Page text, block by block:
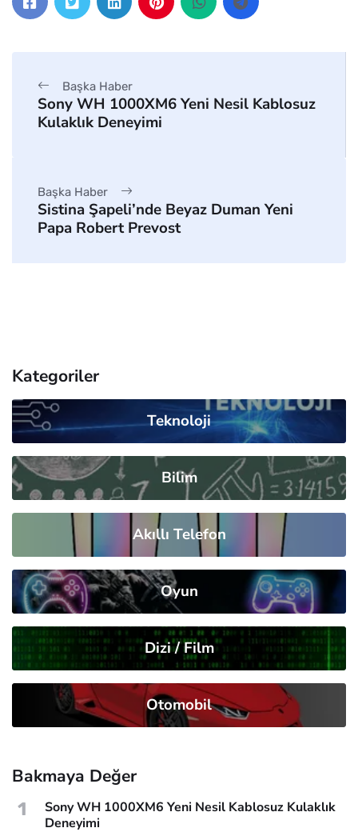
Başka Haber
Sony WH 1000XM6 Yeni Nesil Kablosuz
Kulaklık Deneyimi
Başka Haber
Sistina Şapeli’nde Beyaz Duman Yeni
Papa Robert Prevost
Kategoriler
Teknoloji
Bilim
Akıllı Telefon
Oyun
Dizi / Film
Otomobil
Bakmaya Değer
1
Sony WH 1000XM6 Yeni Nesil Kablosuz Kulaklık
Deneyimi